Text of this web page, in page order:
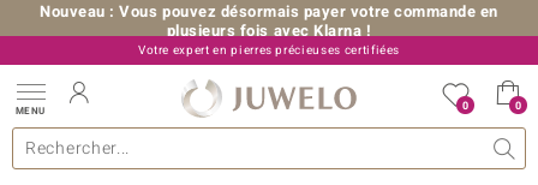
Nouveau : Vous pouvez désormais payer votre commande en
plusieurs fois avec Klarna !
Votre expert en pierres précieuses certifiées
+33 (0) 176 54 10 36
MENU 0 0
bijoux Design Métal Précieux Taille de bague
précieuses Pierres préférées Pierres précieuses par couleur
collections
de A à Z Généralités Bon à savoir Nos conseils
Ventes-flash Juwelo